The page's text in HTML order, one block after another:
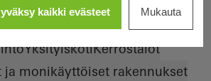
LEEDÄlykäs rakennus
YksityiskotiKerrostalot
ja monikäyttöiset rakennukset
kaikki evästeet Mukauta